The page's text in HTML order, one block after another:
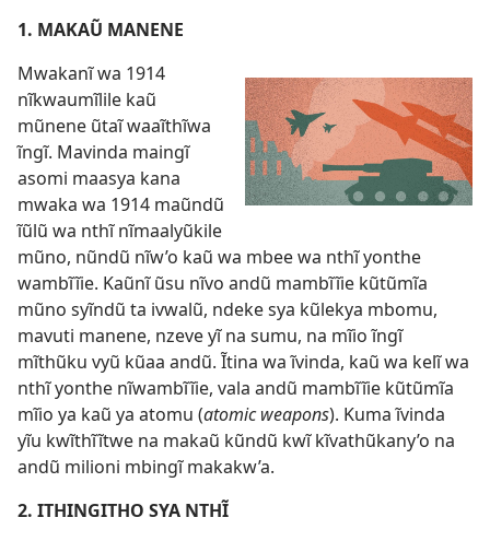
1. MAKAŨ MANENE
Mwakanĩ wa 1914
nĩkwaumĩlile kaũ
mũnene ũtaĩ waaĩthĩwa
ĩngĩ. Mavinda maingĩ
asomi maasya kana
mwaka wa 1914 maũndũ
ĩũlũ wa nthĩ nĩmaalyũkile
mũno, nũndũ nĩw’o kaũ wa mbee wa nthĩ yonthe
wambĩĩie. Kaũnĩ ũsu nĩvo andũ mambĩĩie kũtũmĩa
mũno syĩndũ ta ivwalũ, ndeke sya kũlekya mbomu,
mavuti manene, nzeve yĩ na sumu, na mĩio ĩngĩ
mĩthũku vyũ kũaa andũ. Ĩtina wa ĩvinda, kaũ wa kelĩ wa
nthĩ yonthe nĩwambĩĩie, vala andũ mambĩĩie kũtũmĩa
mĩio ya kaũ ya atomu (atomic weapons). Kuma ĩvinda
yĩu kwĩthĩĩtwe na makaũ kũndũ kwĩ kĩvathũkany’o na
andũ milioni mbingĩ makakw’a.
2. ITHINGITHO SYA NTHĨ